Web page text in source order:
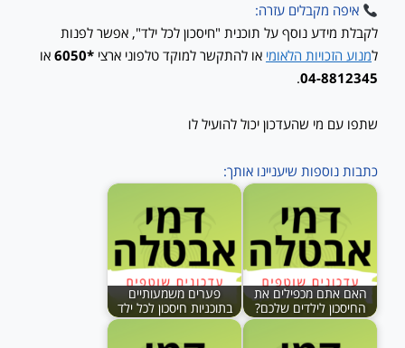
איפה מקבלים עזרה:
לקבלת מידע נוסף על תוכנית "חיסכון לכל ילד", אפשר לפנות
למנוע הזכויות הלאומי או להתקשר למוקד טלפוני ארצי *6050
או
04-8812345
.
שתפו עם מי שהעדכון יכול להועיל לו
כתבות נוספות שיעניינו אותך:
האם אתם מכפילים את
החיסכון לילדים שלכם?
פערים משמעותיים
בתוכניות חיסכון לכל ילד